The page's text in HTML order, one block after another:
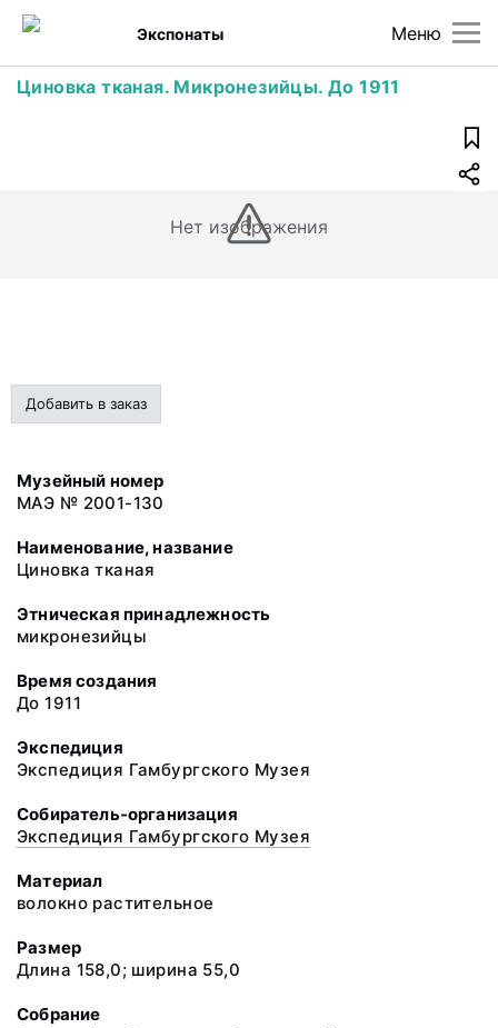
Меню
Экспонаты
Циновка тканая. Микронезийцы. До 1911
Нет изображения
Добавить в заказ
Музейный номер
МАЭ № 2001-130
Наименование, название
Циновка тканая
Этническая принадлежность
микронезийцы
Время создания
До 1911
Экспедиция
Экспедиция Гамбургского Музея
Собиратель-организация
Экспедиция Гамбургского Музея
Материал
волокно растительное
Размер
Длина 158,0; ширина 55,0
Собрание